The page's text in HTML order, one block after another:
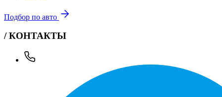
Подбор по авто
/ КОНТАКТЫ